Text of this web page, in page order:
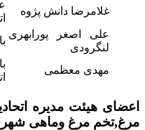
غلامرضا دانش پژوه
علی اصغر پورابهری
لنگرودی
مهدی معظمی
اعضای هیئت مدیره
مرغ,تخم مرغ وماهی